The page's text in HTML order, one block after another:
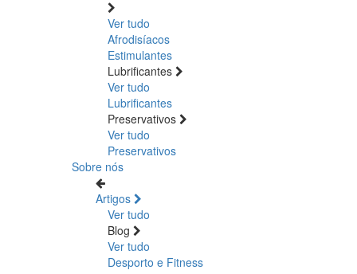
Ver tudo
Afrodisíacos
Estimulantes
Lubrificantes
Ver tudo
Lubrificantes
Preservativos
Ver tudo
Preservativos
Sobre nós
Artigos
Ver tudo
Blog
Ver tudo
Desporto e Fitness